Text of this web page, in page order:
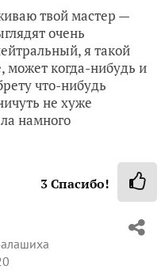
твой мастер —
очень
я такой
может когда-нибудь и
что-нибудь
не хуже
намного
3Спасибо!